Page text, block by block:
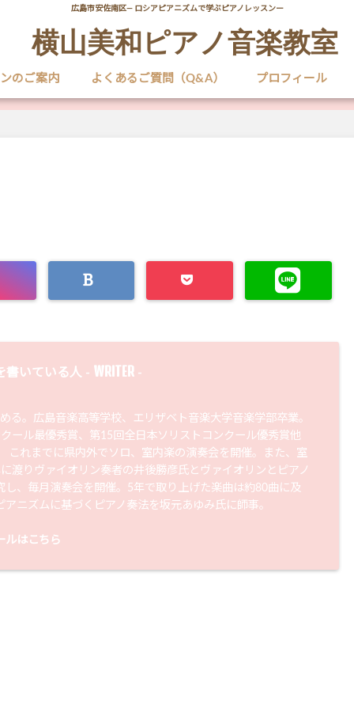
広島市安佐南区― ロシアピアニズムで学ぶピアノレッスンー
横山美和ピアノ音楽教室
のご案内 よくあるご質問（Q&A） プロフィール
書いている人 - WRITER -
る。広島音楽高等学校、エリザベト音楽大学音楽学部卒業。
ール最優秀賞、第15回全日本ソリストコンクール優秀賞他
これまでに県内外でソロ、室内楽の演奏会を開催。また、室
渡りヴァイオリン奏者の井後勝彦氏とヴァイオリンとピアノ
し、毎月演奏会を開催。5年で取り上げた楽曲は約80曲に及
アニズムに基づくピアノ奏法を坂元あゆみ氏に師事。
ルはこちら